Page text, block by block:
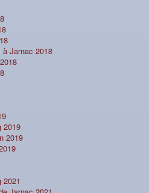
à Jarnac 2018
2019
2019
2021